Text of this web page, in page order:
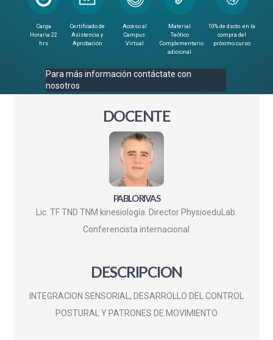
Carga
Horaria 22
hrs
Certificado de
Asistencia y
Aprobación
Acceso al
Campus
Virtual
Material
Teótico
Complementario
adicional
10% de dscto. en la
compra del
próximo curso
Para más información contáctate con
nosotros
DOCENTE
PABLO RIVAS
Lic. TF TND TNM kinesiología. Director PhysioeduLab.
Conferencista internacional
DESCRIPCION
INTEGRACION SENSORIAL, DESARROLLO DEL CONTROL
POSTURAL Y PATRONES DE MOVIMIENTO